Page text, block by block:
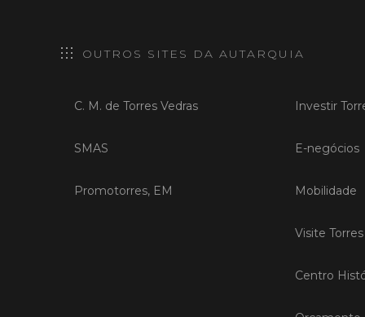
OUTROS SITES DA AUTARQUIA
C. M. de Torres Vedras
SMAS
Promotorres, EM
Investir
E-negócios
Mobilidade
Visite
Centro